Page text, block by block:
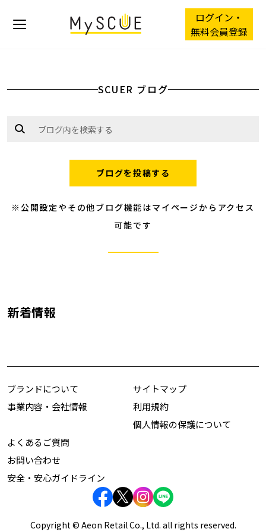
ログイン・
無料会員登録
SCUER ブログ
ブログを投稿する
※公開設定やその他ブログ機能はマイページからアクセス
可能です
新着情報
ブランドについて
事業内容・会社情報
サイトマップ
利用規約
個人情報の保護について
よくあるご質問
お問い合わせ
安全・安心ガイドライン
Copyright © Aeon Retail Co., Ltd. all rights reserved.